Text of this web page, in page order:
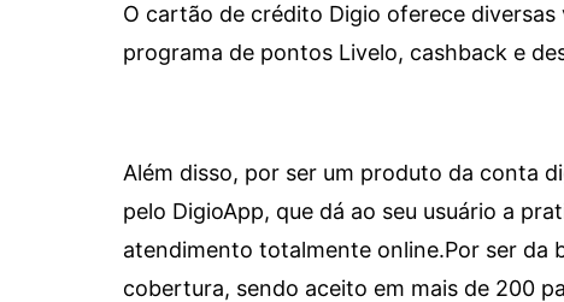
O cartão de crédito Digio oferece
programa de pontos Livelo, cashback e
Além disso, por ser um produto da conta
pelo DigioApp, que dá ao seu usuário a
atendimento totalmente online.Por ser da
cobertura, sendo aceito em mais de 200